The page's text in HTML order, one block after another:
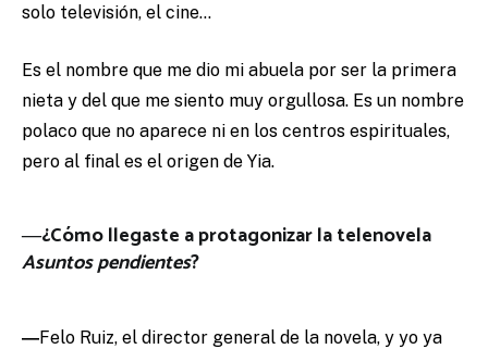
solo televisión, el cine…
Es el nombre que me dio mi abuela por ser la primera
nieta y del que me siento muy orgullosa. Es un nombre
polaco que no aparece ni en los centros espirituales,
pero al final es el origen de Yia.
―¿Cómo llegaste a protagonizar la telenovela
Asuntos pendientes?
―Felo Ruiz, el director general de la novela, y yo ya